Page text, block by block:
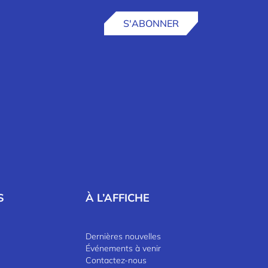
S'ABONNER
À L’AFFICHE
Dernières nouvelles
Événements à venir
Contactez-nous